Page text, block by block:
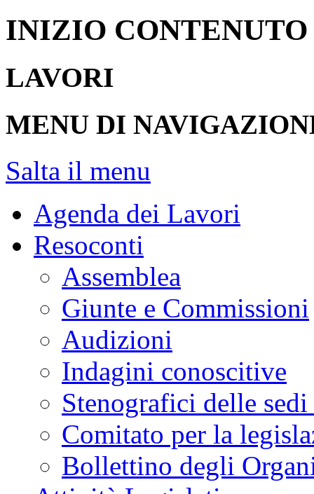
INIZIO CONTENUTO
LAVORI
MENU DI
Salta il menu
Agenda dei Lavori
Resoconti
Assemblea
Giunte e Commissioni
Audizioni
Indagini conoscitive
Stenografici delle
Comitato per la
Bollettino degli